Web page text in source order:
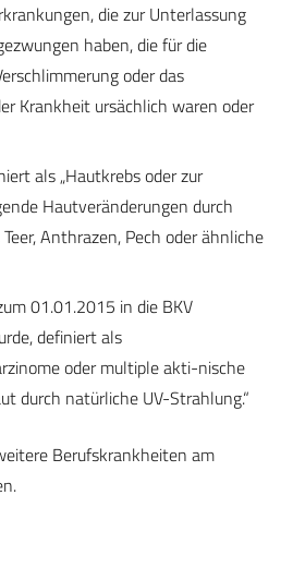
die zur Unterlassung
haben, die für die
oder das
Krankheit ursächlich waren oder
als „Hautkrebs oder zur
Hautveränderungen durch
Anthrazen, Pech oder ähnliche
01.01.2015 in die BKV
definiert als
oder multiple akti-nische
durch natürliche UV-Strahlung.“
Berufskrankheiten am